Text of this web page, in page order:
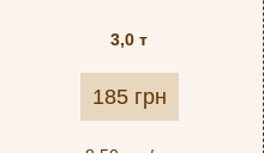
3,0 т
185 грн